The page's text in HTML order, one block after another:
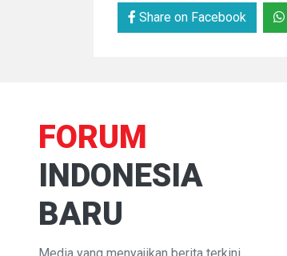
Share on Facebook
FORUM
INDONESIA
BARU